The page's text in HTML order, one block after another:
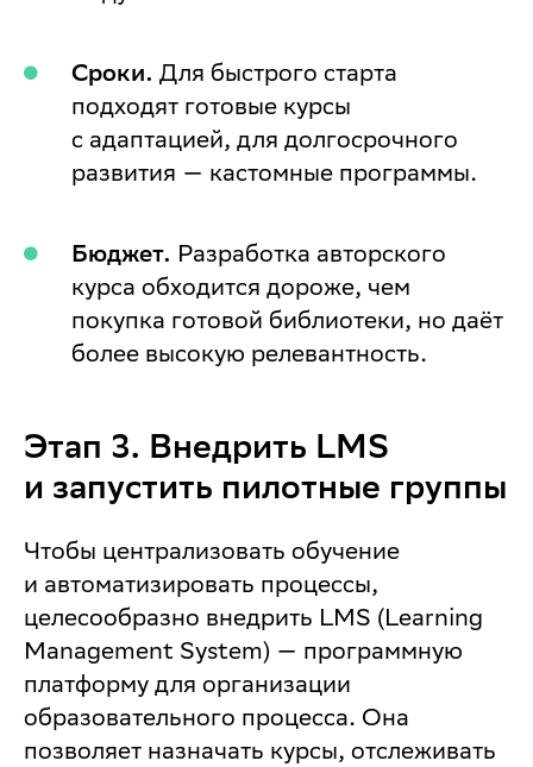
Сроки. Для быстрого старта
подходят готовые курсы
с адаптацией, для долгосрочного
развития — кастомные программы.
Бюджет. Разработка авторского
курса обходится дороже, чем
покупка готовой библиотеки, но даёт
более высокую релевантность.
Этап 3. Внедрить LMS
и запустить пилотные группы
Чтобы централизовать обучение
и автоматизировать процессы,
целесообразно внедрить LMS (Learning
Management System) — программную
платформу для организации
образовательного процесса. Она
позволяет назначать курсы, отслеживать